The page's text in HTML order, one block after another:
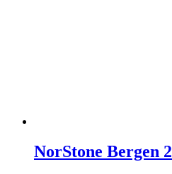
NorStone Bergen 2